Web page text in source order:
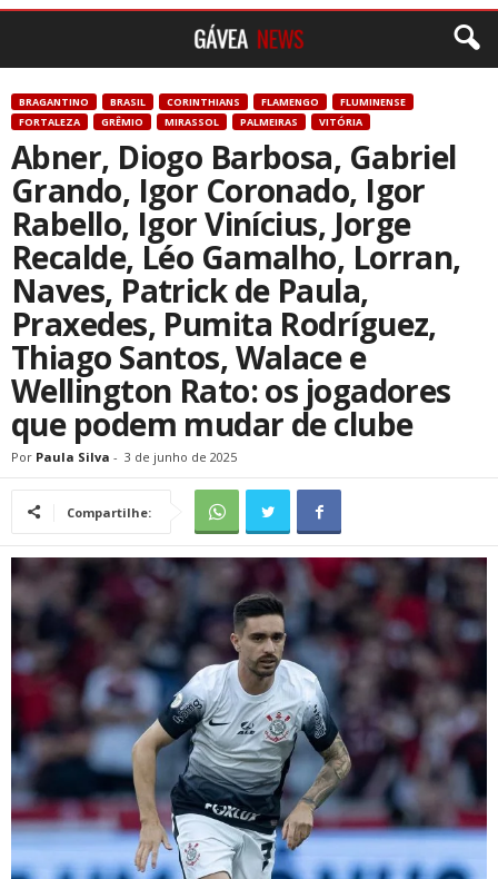
BRAGANTINO BRASIL CORINTHIANS FLAMENGO
FLUMINENSE
FORTALEZA
GRÊMIO MIRASSOL PALMEIRAS VITÓRIA
Abner, Diogo Barbosa, Gabriel
Grando, Igor Coronado, Igor
Rabello, Igor Vinícius, Jorge
Recalde, Léo Gamalho, Lorran,
Naves, Patrick de Paula,
Praxedes, Pumita Rodríguez,
Thiago Santos, Walace e
Wellington Rato: os jogadores
que podem mudar de clube
Por Paula Silva - 3 de junho de 2025
Compartilhe: